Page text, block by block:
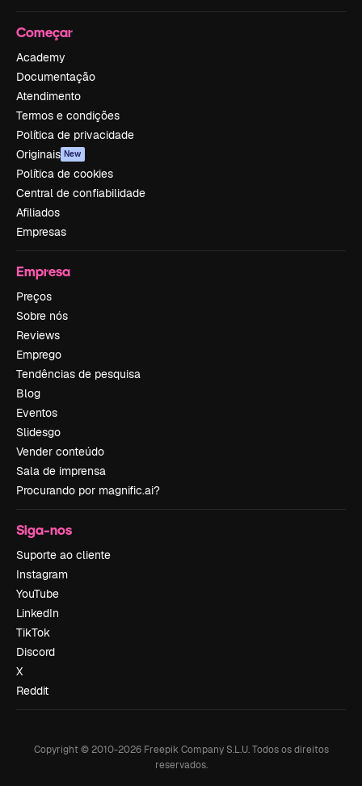
Começar
Academy
Documentação
Atendimento
Termos e condições
Política de privacidade
Originais New
Política de cookies
Central de confiabilidade
Afiliados
Empresas
Empresa
Preços
Sobre nós
Reviews
Emprego
Tendências de pesquisa
Blog
Eventos
Slidesgo
Vender conteúdo
Sala de imprensa
Procurando por magnific.ai?
Siga-nos
Suporte ao cliente
Instagram
YouTube
LinkedIn
TikTok
Discord
X
Reddit
Copyright © 2010-2026Freepik Company S.L.U. Todos os direitos
reservados.